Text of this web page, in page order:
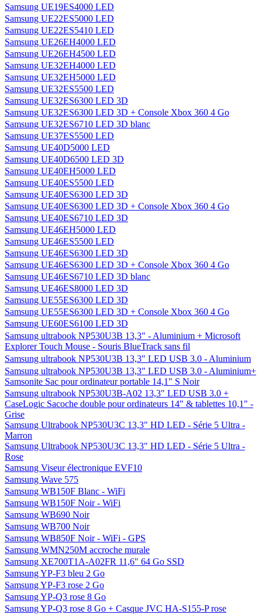
Samsung UE19ES4000 LED
Samsung UE22ES5000 LED
Samsung UE22ES5410 LED
Samsung UE26EH4000 LED
Samsung UE26EH4500 LED
Samsung UE32EH4000 LED
Samsung UE32EH5000 LED
Samsung UE32ES5500 LED
Samsung UE32ES6300 LED 3D
Samsung UE32ES6300 LED 3D + Console Xbox 360 4 Go
Samsung UE32ES6710 LED 3D blanc
Samsung UE37ES5500 LED
Samsung UE40D5000 LED
Samsung UE40D6500 LED 3D
Samsung UE40EH5000 LED
Samsung UE40ES5500 LED
Samsung UE40ES6300 LED 3D
Samsung UE40ES6300 LED 3D + Console Xbox 360 4 Go
Samsung UE40ES6710 LED 3D
Samsung UE46EH5000 LED
Samsung UE46ES5500 LED
Samsung UE46ES6300 LED 3D
Samsung UE46ES6300 LED 3D + Console Xbox 360 4 Go
Samsung UE46ES6710 LED 3D blanc
Samsung UE46ES8000 LED 3D
Samsung UE55ES6300 LED 3D
Samsung UE55ES6300 LED 3D + Console Xbox 360 4 Go
Samsung UE60ES6100 LED 3D
Samsung ultrabook NP530U3B 13,3" - Aluminium + Microsoft
Explorer Touch Mouse - Souris BlueTrack sans fil
Samsung ultrabook NP530U3B 13,3" LED USB 3.0 - Aluminium
Samsung ultrabook NP530U3B 13,3" LED USB 3.0 - Aluminium+
Samsonite Sac pour ordinateur portable 14,1" S Noir
Samsung ultrabook NP530U3B-A02 13,3" LED USB 3.0 +
CaseLogic Sacoche double pour ordinateurs 14" & tablettes 10,1" -
Grise
Samsung Ultrabook NP530U3C 13,3" HD LED - Série 5 Ultra -
Marron
Samsung Ultrabook NP530U3C 13,3" HD LED - Série 5 Ultra -
Rose
Samsung Viseur électronique EVF10
Samsung Wave 575
Samsung WB150F Blanc - WiFi
Samsung WB150F Noir - WiFi
Samsung WB690 Noir
Samsung WB700 Noir
Samsung WB850F Noir - WiFi - GPS
Samsung WMN250M accroche murale
Samsung XE700T1A-A02FR 11,6" 64 Go SSD
Samsung YP-F3 bleu 2 Go
Samsung YP-F3 rose 2 Go
Samsung YP-Q3 rose 8 Go
Samsung YP-Q3 rose 8 Go + Casque JVC HA-S155-P rose